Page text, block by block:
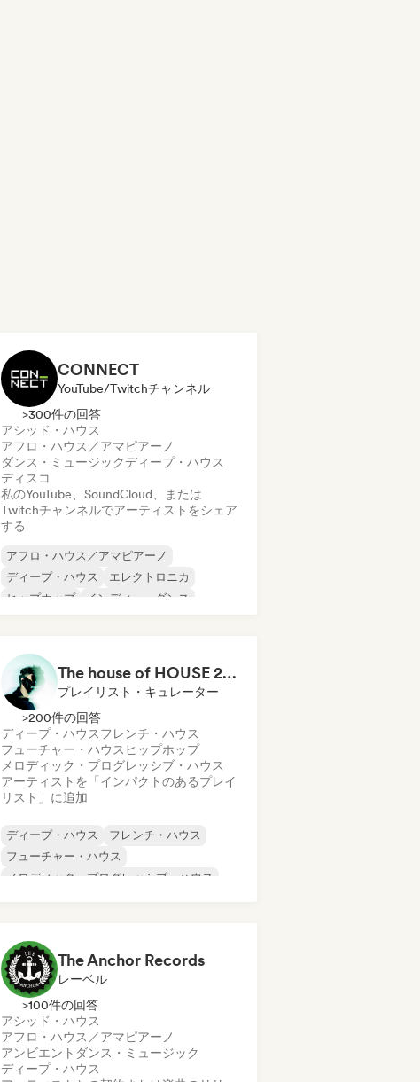
CONNECT
YouTube/Twitchチャンネル
>300件の回答
アシッド・ハウス
アフロ・ハウス／アマピアーノ
ダンス・ミュージックディープ・ハウス
ディスコ
私のYouTube、SoundCloud、または
Twitchチャンネルでアーティストをシェア
する
アフロ・ハウス／アマピアーノ
ディープ・ハウス
エレクトロニカ
ヒップホップ
インディー・ダンス
オルガニック・ハウス／ダウンテンポ
The house of HOUSE 2026 🏠 (by J.Rooms)
プレイリスト・キュレーター
>200件の回答
ディープ・ハウスフレンチ・ハウス
フューチャー・ハウス ヒップホップ
メロディック・プログレッシブ・ハウス
アーティストを「インパクトのあるプレイ
リスト」に追加
ディープ・ハウス
フレンチ・ハウス
フューチャー・ハウス
メロディック・プログレッシブ・ハウス
The Anchor Records
レーベル
>100件の回答
アシッド・ハウス
アフロ・ハウス／アマピアーノ
アンビエント ダンス・ミュージック
ディープ・ハウス